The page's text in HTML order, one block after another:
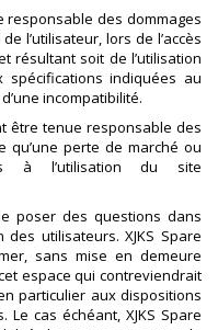
responsable des dommages
l’utilisateur, lors de l’accès
résultant soit de l’utilisation
indiquées au
incompatibilité.
être tenue responsable des
qu’une perte de marché ou
à l’utilisation du site
poser des questions dans
utilisateurs. XJKS Spare
sans mise en demeure
espace qui contreviendrait
particulier aux dispositions
cas échéant, XJKS Spare